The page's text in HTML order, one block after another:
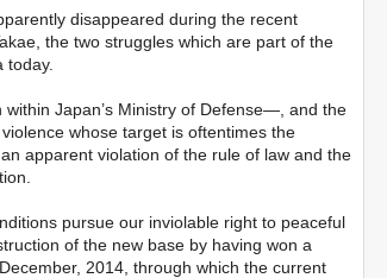
disappeared during the recent
the two struggles which are part of the
today.
Japan’s Ministry of Defense—, and the
whose target is oftentimes the
apparent violation of the rule of law and the
pursue our inviolable right to peaceful
of the new base by having won a
2014, through which the current